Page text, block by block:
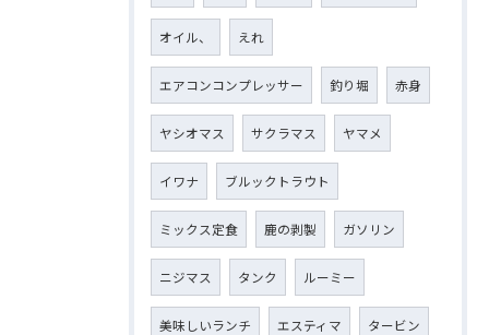
オイル、 えれ
エアコンコンプレッサー 釣り堀 赤身
ヤシオマス サクラマス ヤマメ
イワナ ブルックトラウト
ミックス定食 鹿の剥製 ガソリン
ニジマス タンク ルーミー
美味しいランチ エスティマ タービン